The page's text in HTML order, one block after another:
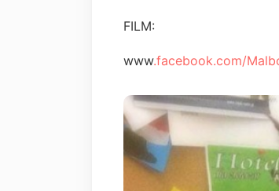
FILM:
www.facebook.com/